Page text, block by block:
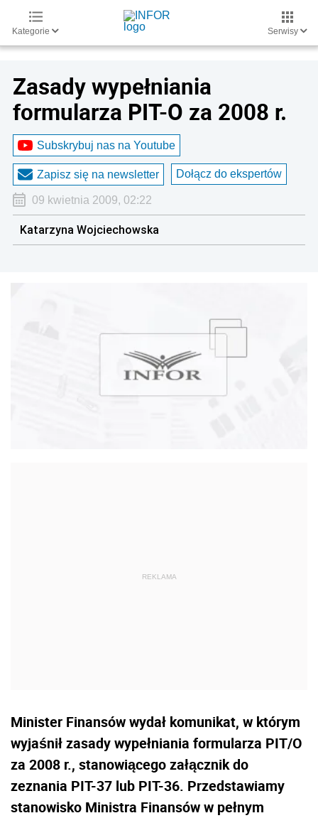
Kategorie Serwisy
Zasady wypełniania
formularza PIT-O za 2008 r.
Subskrybuj nas na Youtube
Zapisz się na newsletter Dołącz do ekspertów
09 kwietnia 2009, 02:22
Katarzyna Wojciechowska
Minister Finansów wydał komunikat, w którym
wyjaśnił zasady wypełniania formularza PIT/O
za 2008 r., stanowiącego załącznik do
zeznania PIT-37 lub PIT-36. Przedstawiamy
stanowisko Ministra Finansów w pełnym